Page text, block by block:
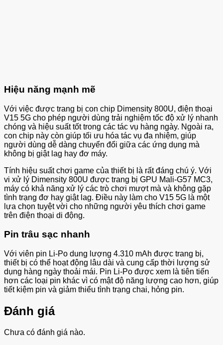
Hiệu năng mạnh mẽ
Với việc được trang bị con chip Dimensity 800U, điện thoại
V15 5G cho phép người dùng trải nghiệm tốc độ xử lý nhanh
chóng và hiệu suất tốt trong các tác vụ hàng ngày. Ngoài ra,
con chip này còn giúp tối ưu hóa tác vụ đa nhiệm, giúp
người dùng dễ dàng chuyển đổi giữa các ứng dụng mà
không bị giật lag hay đơ máy.
Tính hiệu suất chơi game của thiết bị là rất đáng chú ý. Với
vi xử lý Dimensity 800U được trang bị GPU Mali-G57 MC3,
máy có khả năng xử lý các trò chơi mượt mà và không gặp
tình trạng đơ hay giật lag. Điều này làm cho V15 5G là một
lựa chọn tuyệt vời cho những người yêu thích chơi game
trên điện thoại di động.
Pin trâu sạc nhanh
Với viên pin Li-Po dung lượng 4.310 mAh được trang bị,
thiết bị có thể hoạt động lâu dài và cung cấp thời lượng sử
dụng hàng ngày thoải mái. Pin Li-Po được xem là tiên tiến
hơn các loại pin khác vì có mật độ năng lượng cao hơn, giúp
tiết kiệm pin và giảm thiểu tình trạng chai, hỏng pin.
Đánh giá
Chưa có đánh giá nào.